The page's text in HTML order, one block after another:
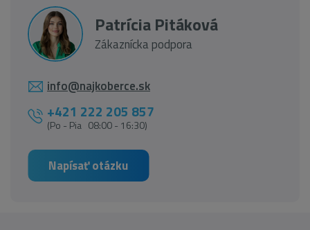
Patrícia Pitáková
Zákaznícka podpora
info@najkoberce.sk
+421 222 205 857
(Po - Pia 08:00 - 16:30)
Napísať otázku